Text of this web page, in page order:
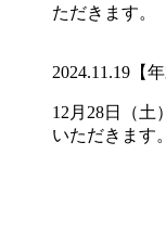
ただきます。
2024.11.19 【
12月28日（土
いただきます。